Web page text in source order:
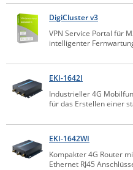
Gefen
Gude
High Sec Labs
HW group
IEC Lock
Ihse
DigiCluster v3
VPN Service Portal für
intelligenter
EKI-1642I
Industrieller 4G
für das Erstellen einer
EKI-1642WI
Kompakter 4G Router
Ethernet RJ45